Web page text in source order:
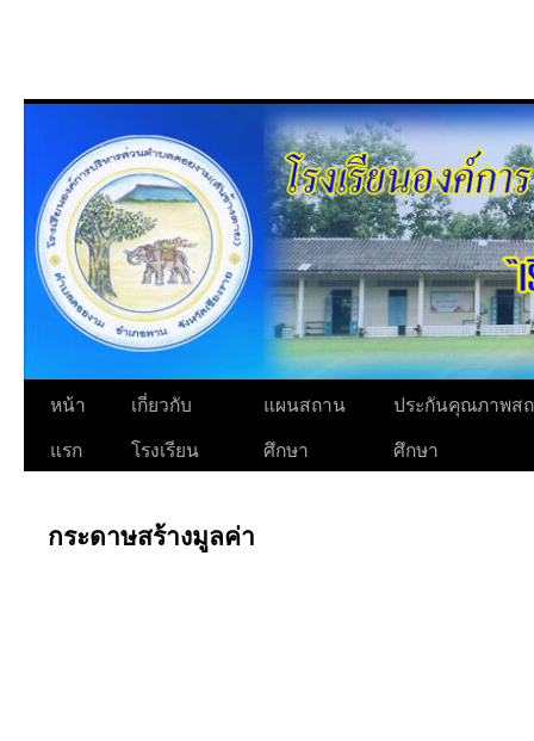
เนื้อหา
หน้า
แรก
เกี่ยวกับ
โรงเรียน
แผนสถาน
ศึกษา
ประกันคุณภาพส
ศึกษา
กระดาษสร้างมูลค่า